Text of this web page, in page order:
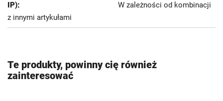
W zależności od kombinacji
z innymi artykułami
Te produkty, powinny cię również
zainteresować